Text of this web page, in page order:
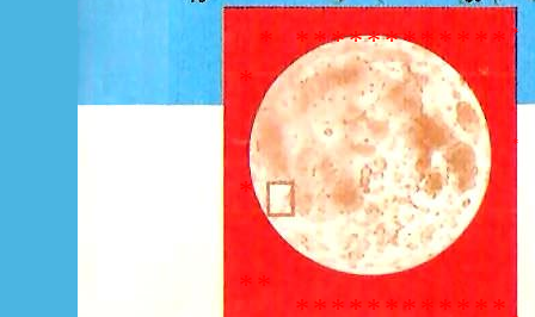
*
* ********* * * * *
*
*
* *
** ***** * * * * *